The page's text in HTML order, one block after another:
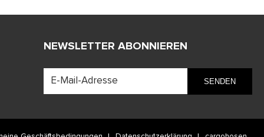
NEWSLETTER ABONNIEREN